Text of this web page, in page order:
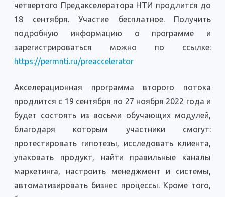
четвертого Предакселератора НТИ продлится до
18 сентября. Участие бесплатное. Получить
подробную информацию о программе и
зарегистрироваться можно по ссылке:
https://permnti.ru/preaccelerator
Акселерационная программа второго потока
продлится с 19 сентября по 27 ноября 2022 года и
будет состоять из восьми обучающих модулей,
благодаря которым участники смогут:
протестировать гипотезы, исследовать клиента,
упаковать продукт, найти правильные каналы
маркетинга, настроить менеджмент и системы,
автоматизировать бизнес процессы. Кроме того,